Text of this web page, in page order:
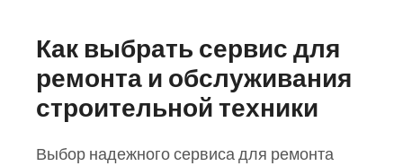
Как выбрать сервис для
ремонта и обслуживания
строительной техники
Выбор надежного сервиса для ремонта